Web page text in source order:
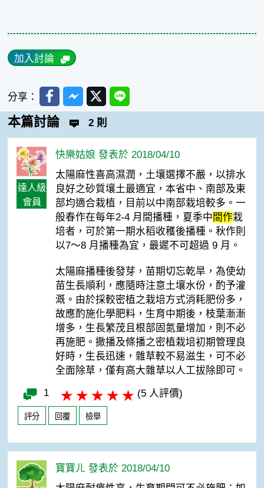
加入討論
分享： FacebookMessenger
TwitterLine
本篇討論 2 則
達人級
會員
快樂姑娘 發表於 2018/04/10
太陽麻性喜高濕潤，土壤選擇不嚴，以排水
良好之砂質壤土最適宜，本省中、南部及東
部均適合栽植，目前以中南部栽培較多。一
般春作在每年2-4 月間播種，夏季中間作栽
培者，可於第一期水稻收穫後播種。秋作則
以7～8 月播種為宜，最遲不可超過 9 月。
太陽麻播種後發芽，苗期切忘乾旱，為使幼
苗生長順利，應隨時注意土壤水份，酌予灌
溉。由於採較密植之栽培方式消耗肥份多，
故應酌施化學肥料，生育中期後，枝葉漸漸
增多，生長繁茂且根部固氮量增加，則不必
再施肥。撒播及條播之密植栽培初期管理良
好時，生長迅速，雜草較不易滋生，可不必
全面除草，僅有高大雜草以人工拔除即可。
1 (5 人評價)
評分 回覆 檢舉
寶寶ㄦ 發表於 2018/04/10